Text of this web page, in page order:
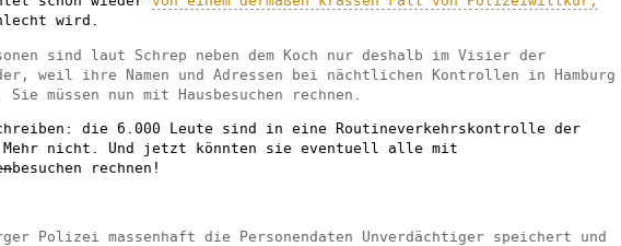
wird.
sind laut Schrep neben dem Koch nur deshalb im Visier der
weil ihre Namen und Adressen bei nächtlichen Kontrollen in Hamburg
müssen nun mit Hausbesuchen rechnen.
die 6.000 Leute sind in eine Routineverkehrskontrolle der
nicht. Und jetzt könnten sie eventuell alle mit
besuchen rechnen!
Polizei massenhaft die Personendaten Unverdächtiger speichert und